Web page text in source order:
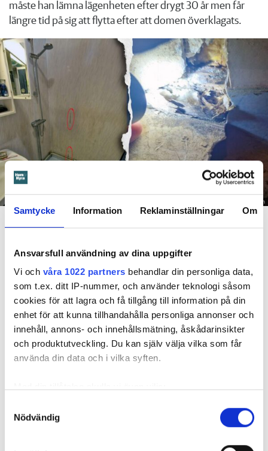
Samtycke Information Reklaminställningar Om
Ansvarsfull användning av dina uppgifter
Vi och våra 1022 partners behandlar din personliga data,
som t.ex. ditt IP-nummer, och använder teknologi såsom
cookies för att lagra och få tillgång till information på din
enhet för att kunna tillhandahålla personliga annonser och
innehåll, annons- och innehållsmätning, åskådarinsikter
och produktutveckling. Du kan själv välja vilka som får
använda din data och i vilka syften.
som kan ha en noggrannhet på upp till flera meter
Nödvändig
måste han lämna lägenheten efter drygt 30 år men får
längre tid på sig att flytta efter att domen överklagats.
Foto: Hyresnämnden
En inspektion visade att vatten under en längre tid läckt in genom sprickor i väggen (de
Dela Tweeta
Hyresgästen har bott i lägenheten i skånska Båstad sedan
1995 men måste nu flytta sedan hans kontrakt prövats både
i hyresnämnden och i hovrätten.
Skada upptäcktes av hantverkare
Det var när hyresvärdens hantverkare skulle byta ett
plastmattan på väggen i duschen upptäcktes. Strax efter
badrummet. Då upptäcktes att vatten läckt från den trasiga
vattenskador.